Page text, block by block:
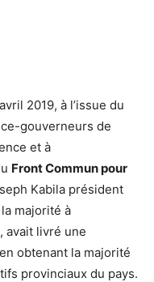
2019, à l’issue du
gouverneurs de
et à
Front Commun pour
Kabila président
majorité à
avait livré une
obtenant la majorité
provinciaux du pays.